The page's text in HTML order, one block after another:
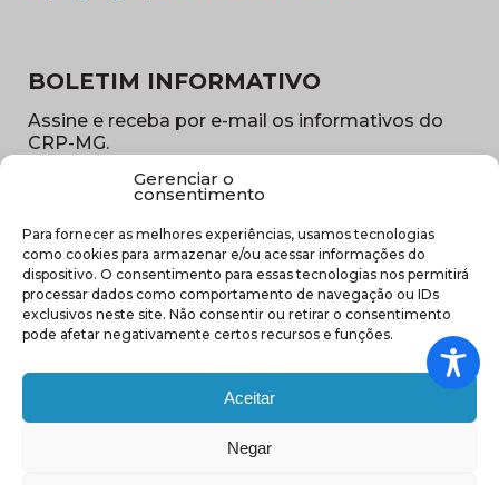
Gerenciar o
consentimento
Para fornecer as melhores experiências, usamos tecnologias
como cookies para armazenar e/ou acessar informações do
dispositivo. O consentimento para essas tecnologias nos permitirá
processar dados como comportamento de navegação ou IDs
exclusivos neste site. Não consentir ou retirar o consentimento
pode afetar negativamente certos recursos e funções.
Aceitar
Negar
BOLETIM INFORMATIVO
Assine e receba por e-mail os informativos do
CRP-MG.
E-
mail
(obrigatório)
Sub
região